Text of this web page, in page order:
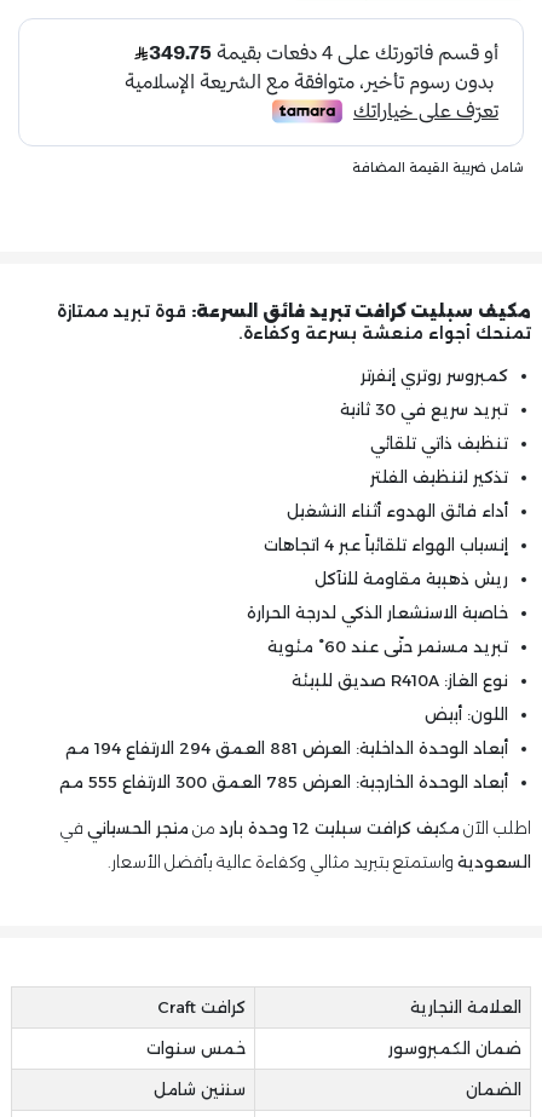
شامل ضريبة القيمة المضافة
مكيف سبليت كرافت تبريد فائق السرعة: قوة تبريد ممتازة
تمنحك أجواء منعشة بسرعة وكفاءة.
كمبروسر روتري إنفرتر
تبريد سريع في 30 ثانية
تنظيف ذاتي تلقائي
تذكير لتنظيف الفلتر
أداء فائق الهدوء أثناء التشغيل
إنسياب الهواء تلقائياً عبر 4 اتجاهات
ريش ذهبية مقاومة للتآكل
خاصية الاستشعار الذكي لدرجة الحرارة
تبريد مستمر حتّى عند 60° مئوية
نوع الغاز: R410A صديق للبيئة
اللون: أبيض
أبعاد الوحدة الداخلية: العرض 881 العمق 294 الارتفاع 194 مم
أبعاد الوحدة الخارجية: العرض 785 العمق 300 الارتفاع 555 مم
اطلب الآن مكيف كرافت سبليت 12 وحدة بارد من متجر الحسياني في
السعودية واستمتع بتبريد مثالي وكفاءة عالية بأفضل الأسعار.
العلامة التجارية كرافت Craft
ضمان الكمبروسور خمس سنوات
الضمان سنتين شامل